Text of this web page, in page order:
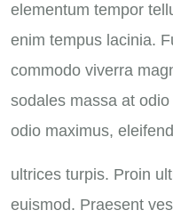
elementum tempor
enim tempus lacinia.
commodo viverra
sodales massa at
odio maximus,
ultrices turpis. Proin
euismod. Praesent